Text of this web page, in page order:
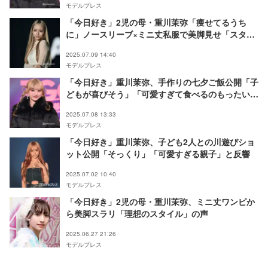
モデルプレス
「今日好き」2児の母・重川茉弥「痩せてるうち
に」ノースリーブ×ミニ丈私服で美脚見せ「スタイ
2025.07.09 14:40
モデルプレス
「今日好き」重川茉弥、手作りの七夕ご飯公開「子
どもが喜びそう」「可愛すぎて食べるのもったいな
2025.07.08 13:33
モデルプレス
「今日好き」重川茉弥、子ども2人との川遊びショ
ット公開「そっくり」「可愛すぎる親子」と反響
2025.07.02 10:40
モデルプレス
「今日好き」2児の母・重川茉弥、ミニ丈ワンピか
ら美脚スラリ「理想のスタイル」の声
2025.06.27 21:26
モデルプレス